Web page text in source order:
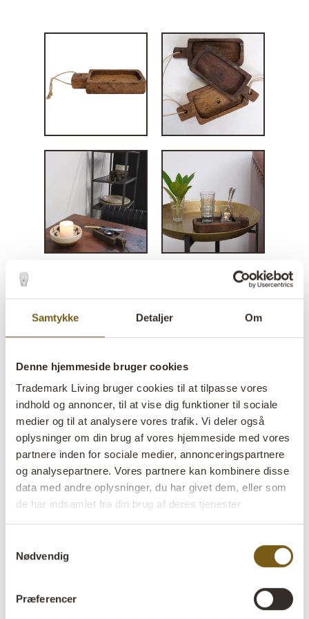
Samtykke Detaljer Om
Denne hjemmeside bruger cookies
Trademark Living bruger cookies til at tilpasse vores
indhold og annoncer, til at vise dig funktioner til sociale
medier og til at analysere vores trafik. Vi deler også
oplysninger om din brug af vores hjemmeside med vores
partnere inden for sociale medier, annonceringspartnere
og analysepartnere. Vores partnere kan kombinere disse
data med andre oplysninger, du har givet dem, eller som
de har indsamlet fra din brug af deres tjenester
Nødvendig
Præferencer
Lille træfad med hank
lens På lager
Varenr: D16465
VIGTIGT hvert produkt er unik i farve og finish